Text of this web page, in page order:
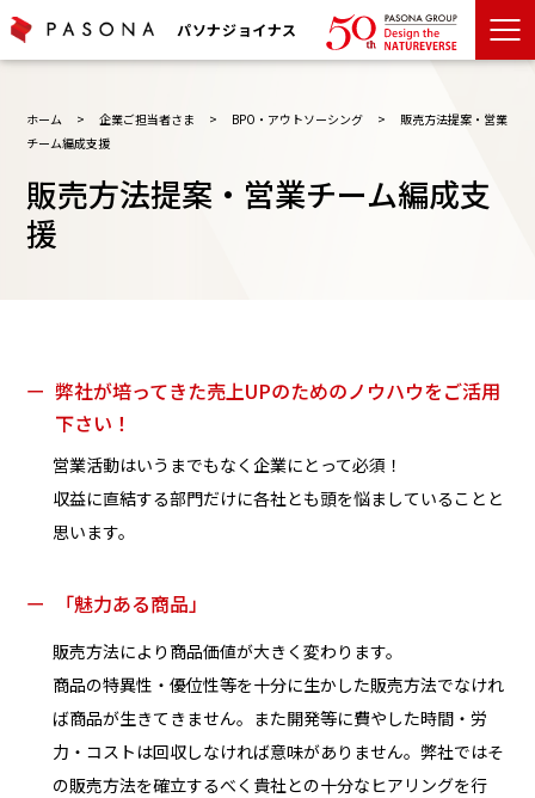
パソナジョイナス
ホーム > 企業ご担当者さま > BPO・アウトソーシング >
販売方法提案・営業
チーム編成支援
販売方法提案・営業チーム編成支
援
ー 弊社が培ってきた売上UPのためのノウハウをご活用
下さい！
営業活動はいうまでもなく企業にとって必須！
収益に直結する部門だけに各社とも頭を悩ましていることと
思います。
ー 「魅力ある商品」
販売方法により商品価値が大きく変わります。
商品の特異性・優位性等を十分に生かした販売方法でなけれ
ば商品が生きてきません。また開発等に費やした時間・労
力・コストは回収しなければ意味がありません。弊社ではそ
の販売方法を確立するべく貴社との十分なヒアリングを行